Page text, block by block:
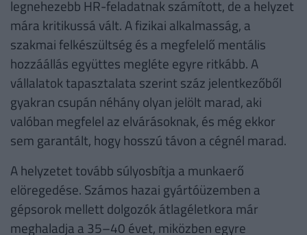
legnehezebb HR-feladatnak számított, de a helyzet
mára kritikussá vált. A fizikai alkalmasság, a
szakmai felkészültség és a megfelelő mentális
hozzáállás együttes megléte egyre ritkább. A
vállalatok tapasztalata szerint száz jelentkezőből
gyakran csupán néhány olyan jelölt marad, aki
valóban megfelel az elvárásoknak, és még ekkor
sem garantált, hogy hosszú távon a cégnél marad.
A helyzetet tovább súlyosbítja a munkaerő
elöregedése. Számos hazai gyártóüzemben a
gépsorok mellett dolgozók átlagéletkora már
meghaladja a 35–40 évet, miközben egyre